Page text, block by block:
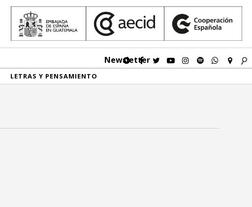
Newsletter
LETRAS Y PENSAMIENTO